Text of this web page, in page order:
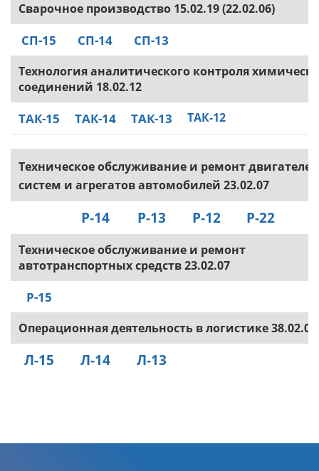
Сварочное производство 15.02.19(22.02.06)
СП-15 СП-14 СП-13
Технология аналитического контроля
соединений 18.02.12
ТАК-15 ТАК-14 ТАК-13 ТАК-12
Техническое обслуживание и ремонт
систем и агрегатов автомобилей 23.02.07
Р-14 Р-13 Р-12 Р-22
Техническое обслуживание и ремонт
автотранспортных средств 23.02.07
Р-15
Операционная деятельность в логистике 38.02.03
Л-15 Л-14 Л-13